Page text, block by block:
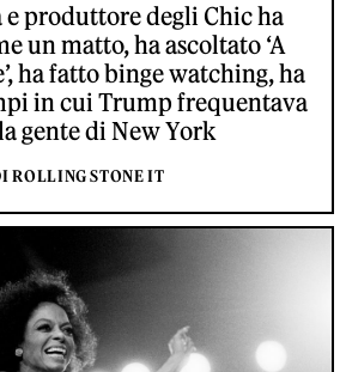
produttore degli Chic ha
un matto, ha ascoltato ‘A
ha fatto binge watching, ha
in cui Trump frequentava
gente di New York
ROLLING STONE IT